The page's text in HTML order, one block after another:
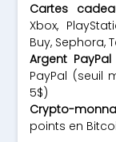
Cartes
Xbox,
Buy, Sephora,
Argent PayPal
PayPal (seuil
5$)
Crypto-
points en